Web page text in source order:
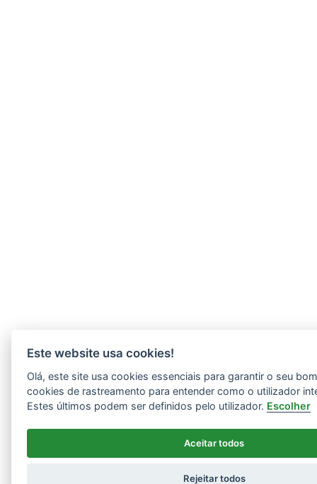
Este website usa cookies!
Olá, este site usa cookies essenciais para garantir o seu
cookies de rastreamento para entender como o utilizador
Estes últimos podem ser definidos pelo utilizador. Escolher
Aceitar todos
Rejeitar todos